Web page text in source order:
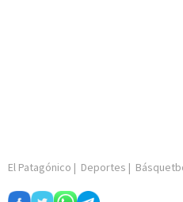
El Patagónico | Deportes |